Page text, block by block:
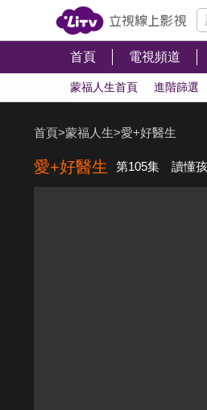
首頁 電視頻道
蒙福人生首頁 進階篩選
首頁>蒙福人生>愛+好醫生
愛+好醫生 第105集 讀懂